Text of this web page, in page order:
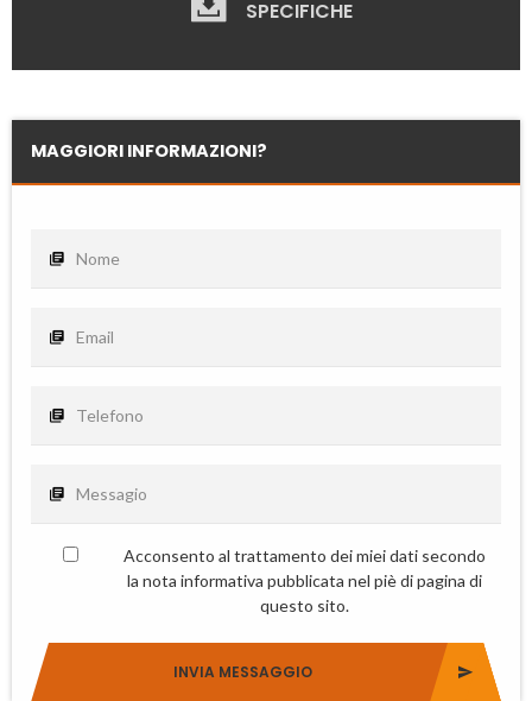
SPECIFICHE
MAGGIORI INFORMAZIONI?
Acconsento al trattamento dei miei dati secondo
la nota informativa pubblicata nel piè di pagina di
questo sito.
INVIA MESSAGGIO